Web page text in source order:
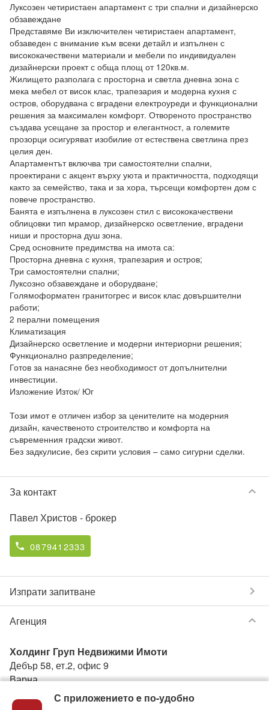
Луксозен четиристаен апартамент с три спални и дизайнерско
обзавеждане
Представяме Ви изключителен четиристаен апартамент,
обзаведен с внимание към всеки детайл и изпълнен с
висококачествени материали и мебели по индивидуален
дизайнерски проект с обща площ от 120кв.м.
Жилището разполага с просторна и светла дневна зона с
мека мебел от висок клас, трапезария и модерна кухня с
остров, оборудвана с вградени електроуреди и функционални
решения за максимален комфорт. Отвореното пространство
създава усещане за простор и елегантност, а големите
прозорци осигуряват изобилие от естествена светлина през
целия ден.
Апартаментът включва три самостоятелни спални,
проектирани с акцент върху уюта и практичността, подходящи
както за семейство, така и за хора, търсещи комфортен дом с
повече пространство.
Банята е изпълнена в луксозен стил с висококачествени
облицовки тип мрамор, дизайнерско осветление, вградени
ниши и просторна душ зона.
Сред основните предимства на имота са:
Просторна дневна с кухня, трапезария и остров;
Три самостоятелни спални;
Луксозно обзавеждане и оборудване;
Голямоформатен гранитогрес и висок клас довършителни
работи;
2 перални помещения
Климатизация
Дизайнерско осветление и модерни интериорни решения;
Функционално разпределение;
Готов за нанасяне без необходимост от допълнителни
инвестиции.
Изложение Изток/ Юг
Този имот е отличен избор за ценителите на модерния
дизайн, качественото строителство и комфорта на
съвременния градски живот.
За контакт keyboard_arrow_down
Павел Христов - брокер
phone 0879412333
Изпрати запитване chevron_right
Агенция keyboard_arrow_down
Холдинг Груп Недвижими Имоти
Дебър 58, ет.2, офис 9
Варна
phone 0879305333
С приложението e по-удобно